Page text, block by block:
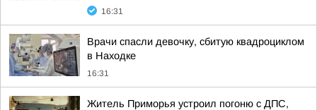
16:31
Врачи спасли девочку, сбитую квадроциклом
в Находке
16:31
Житель Приморья устроил погоню с ДПС,